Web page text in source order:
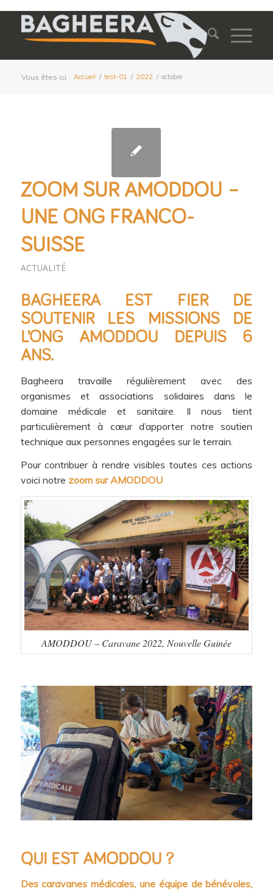
Vous êtes ici : Accueil / test-01 / 2022 / octobre
ZOOM SUR AMODDOU –
UNE ONG FRANCO-
SUISSE
ACTUALITÉ
BAGHEERA EST FIER DE
SOUTENIR LES MISSIONS DE
L’ONG AMODDOU DEPUIS 6
ANS.
Bagheera travaille régulièrement avec des
organismes et associations solidaires dans le
domaine médicale et sanitaire. Il nous tient
particulièrement à cœur d’apporter notre soutien
technique aux personnes engagées sur le terrain.
Pour contribuer à rendre visibles toutes ces actions
voici notre zoom sur AMODDOU
AMODDOU – Caravane 2022, Nouvelle Guinée
QUI EST AMODDOU ?
Des caravanes médicales, une équipe de bénévoles,